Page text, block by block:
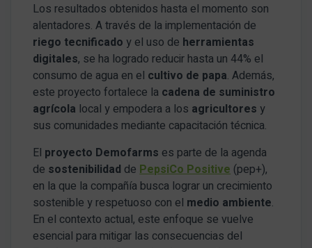
Los resultados obtenidos hasta el momento son
alentadores. A través de la implementación de
riego tecnificado y el uso de herramientas
digitales, se ha logrado reducir hasta un 44% el
consumo de agua en el cultivo de papa. Además,
este proyecto fortalece la cadena de suministro
agrícola local y empodera a los agricultores y
sus comunidades mediante capacitación técnica.
El proyecto Demofarms es parte de la agenda
de sostenibilidad dePepsiCo Positive (pep+),
en la que la compañía busca lograr un crecimiento
sostenible y respetuoso con el medio ambiente.
En el contexto actual, este enfoque se vuelve
esencial para mitigar las consecuencias del